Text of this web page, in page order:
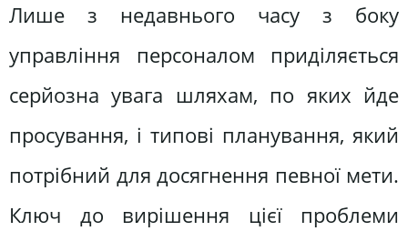
Лише з недавнього часу з боку
управління персоналом приділяється
серйозна увага шляхам, по яких йде
просування, і типові планування, який
потрібний для досягнення певної мети.
Ключ до вирішення цієї проблеми